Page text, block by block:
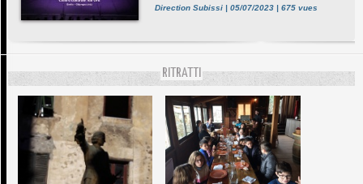
Direction Subissi | 05/07/2023 | 675 vues
RITRATTI